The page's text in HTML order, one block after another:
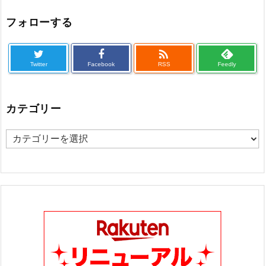
フォローする
Twitter Facebook

RSS Feedly
カテゴリー
カ
ゴ